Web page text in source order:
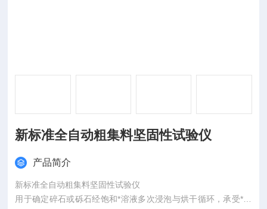
新标准全自动粗集料坚固性试验仪
产品简介
新标准全自动粗集料坚固性试验仪
用于确定碎石或砾石经饱和*溶液多次浸泡与烘干循环，承受*结